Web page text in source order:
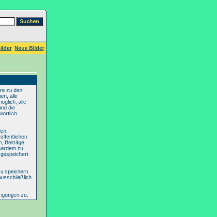
Neue Bilder
zu den
alle
alle
die
Beiträge
zu,
speichern.
zu.